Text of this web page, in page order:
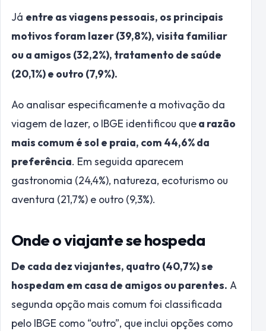
Já entre as viagens pessoais, os principais
motivos foram lazer (39,8%), visita familiar
ou a amigos (32,2%), tratamento de saúde
(20,1%) e outro (7,9%).
Ao analisar especificamente a motivação da
viagem de lazer, o IBGE identificou quea razão
mais comum é sol e praia, com 44,6% da
preferência. Em seguida aparecem
gastronomia (24,4%), natureza, ecoturismo ou
aventura (21,7%) e outro (9,3%).
Onde o viajante se hospeda
De cada dez viajantes, quatro (40,7%) se
hospedam em casa de amigos ou parentes. A
segunda opção mais comum foi classificada
pelo IBGE como “outro”, que inclui opções como